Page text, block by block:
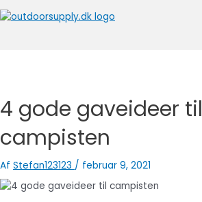
Gå
til
4 gode gaveideer til
campisten
Af Stefan123123 / februar 9, 2021